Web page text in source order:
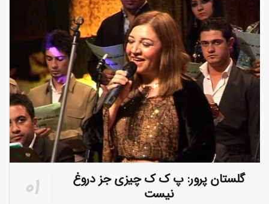
گلستان پرور: پ ک ک چیزی جز دروغ
نیست